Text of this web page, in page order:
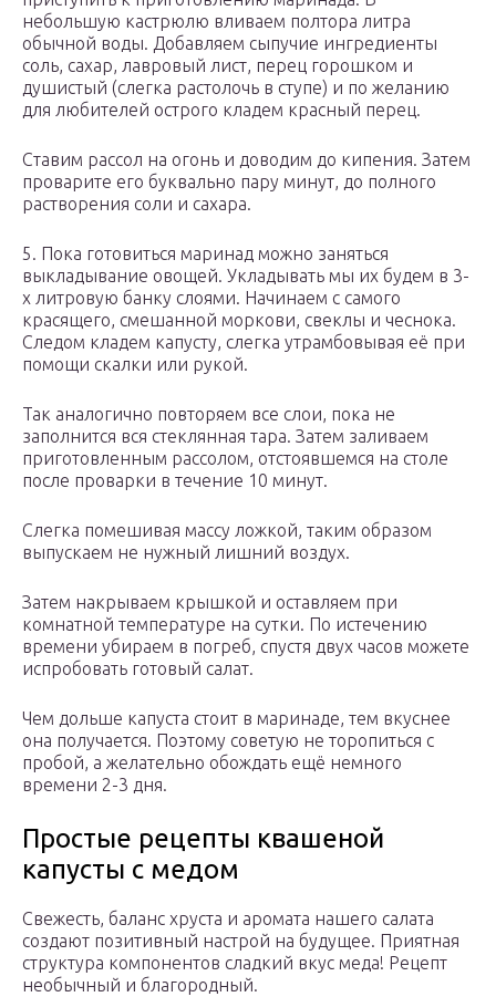
небольшую кастрюлю вливаем полтора литра
обычной воды. Добавляем сыпучие ингредиенты
соль, сахар, лавровый лист, перец горошком и
душистый (слегка растолочь в ступе) и по желанию
для любителей острого кладем красный перец.
Ставим рассол на огонь и доводим до кипения. Затем
проварите его буквально пару минут, до полного
растворения соли и сахара.
5. Пока готовиться маринад можно заняться
выкладывание овощей. Укладывать мы их будем в 3-
х литровую банку слоями. Начинаем с самого
красящего, смешанной моркови, свеклы и чеснока.
Следом кладем капусту, слегка утрамбовывая её при
помощи скалки или рукой.
Так аналогично повторяем все слои, пока не
заполнится вся стеклянная тара. Затем заливаем
приготовленным рассолом, отстоявшемся на столе
после проварки в течение 10 минут.
Слегка помешивая массу ложкой, таким образом
выпускаем не нужный лишний воздух.
Затем накрываем крышкой и оставляем при
комнатной температуре на сутки. По истечению
времени убираем в погреб, спустя двух часов можете
испробовать готовый салат.
Чем дольше капуста стоит в маринаде, тем вкуснее
она получается. Поэтому советую не торопиться с
пробой, а желательно обождать ещё немного
времени 2-3 дня.
Простые рецепты квашеной
капусты с медом
Свежесть, баланс хруста и аромата нашего салата
создают позитивный настрой на будущее. Приятная
структура компонентов сладкий вкус меда! Рецепт
необычный и благородный.